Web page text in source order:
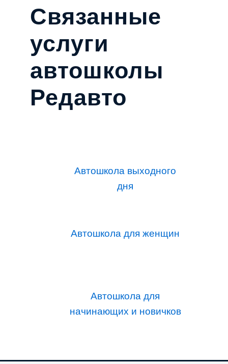
Связанные
услуги
автошколы
Редавто
Автошкола выходного
дня
Автошкола для женщин
Автошкола для
начинающих и новичков